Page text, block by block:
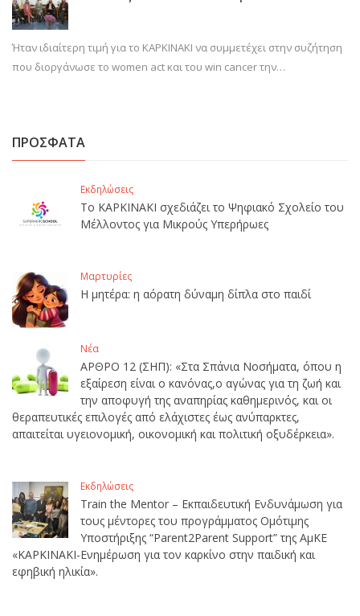
Ήταν ιδιαίτερη τιμή για το ΚΑΡΚΙΝΑΚΙ να συμμετέχει στην συζήτηση
που διοργάνωσε το women act και του win cancer την…
ΠΡΟΣΦΑΤΑ
Εκδηλώσεις
Το ΚΑΡΚΙΝΑΚΙ σχεδιάζει το Ψηφιακό Σχολείο του
Μέλλοντος για Μικρούς Υπερήρωες
Μαρτυρίες
Η μητέρα: η αόρατη δύναμη δίπλα στο παιδί
Νέα
ΑΡΘΡΟ 12 (ΣΗΠ): «Στα Σπάνια Νοσήματα, όπου η
εξαίρεση είναι ο κανόνας,ο αγώνας για τη ζωή και
την αποφυγή της αναπηρίας καθημερινός, και οι
θεραπευτικές επιλογές από ελάχιστες έως ανύπαρκτες,
απαιτείται υγειονομική, οικονομική και πολιτική οξυδέρκεια».
Εκδηλώσεις
Train the Mentor – Εκπαιδευτική Ενδυνάμωση για
τους μέντορες του προγράμματος Ομότιμης
Υποστήριξης “Parent2Parent Support” της ΑμΚΕ
«ΚΑΡΚΙΝΑΚΙ-Ενημέρωση για τον καρκίνο στην παιδική και
εφηβική ηλικία».